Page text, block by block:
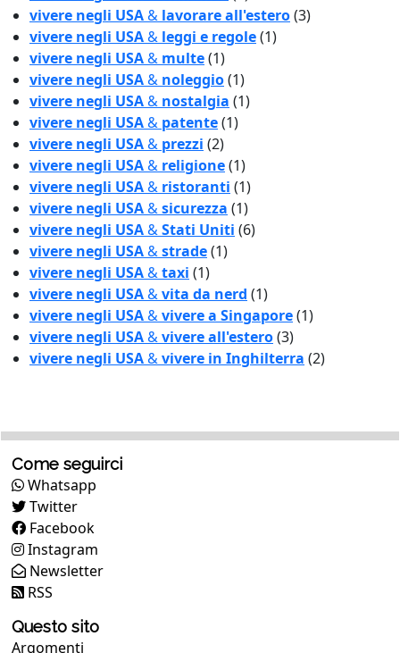
vivere negli USA& lavorare all'estero(3)
vivere negli USA& leggi e regole(1)
vivere negli USA& multe(1)
vivere negli USA& noleggio(1)
vivere negli USA& nostalgia (1)
vivere negli USA& patente(1)
vivere negli USA& prezzi (2)
vivere negli USA& religione(1)
vivere negli USA& ristoranti (1)
vivere negli USA&sicurezza (1)
vivere negli USA&Stati Uniti (6)
vivere negli USA&strade(1)
vivere negli USA&taxi (1)
vivere negli USA&vita da nerd (1)
vivere negli USA&vivere a Singapore(1)
vivere negli USA&vivere all'estero(3)
vivere negli USA&vivere in Inghilterra (2)
Come seguirci
Whatsapp
Twitter
Facebook
Instagram
Newsletter
RSS
Questo sito
Argomenti